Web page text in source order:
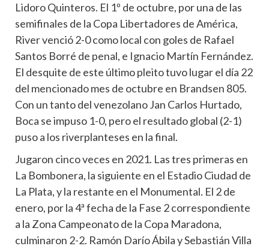
Lidoro Quinteros. El 1º de octubre, por una de las
semifinales de la Copa Libertadores de América,
River venció 2-0 como local con goles de Rafael
Santos Borré de penal, e Ignacio Martín Fernández.
El desquite de este último pleito tuvo lugar el día 22
del mencionado mes de octubre en Brandsen 805.
Con un tanto del venezolano Jan Carlos Hurtado,
Boca se impuso 1-0, pero el resultado global (2-1)
puso a los riverplanteses en la final.
Jugaron cinco veces en 2021. Las tres primeras en
La Bombonera, la siguiente en el Estadio Ciudad de
La Plata, y la restante en el Monumental. El 2 de
enero, por la 4ª fecha de la Fase 2 correspondiente
a la Zona Campeonato de la Copa Maradona,
culminaron 2-2. Ramón Darío Ábila y Sebastián Villa